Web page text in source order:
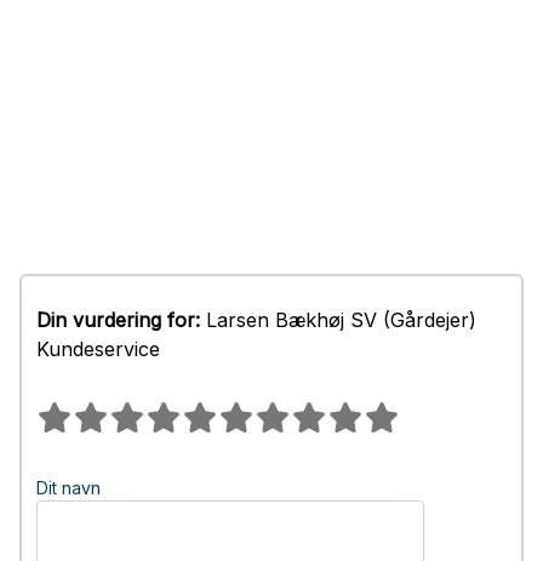
Din vurdering for: Larsen Bækhøj SV (Gårdejer)
Kundeservice
Dit navn